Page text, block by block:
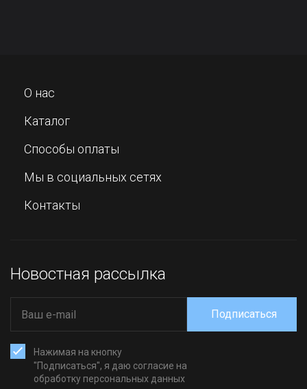
О нас
Каталог
Способы оплаты
Мы в социальных сетях
Контакты
Новостная рассылка
Нажимая на кнопку
"Подписаться", я даю согласие на
обработку персональных данных
Подписаться